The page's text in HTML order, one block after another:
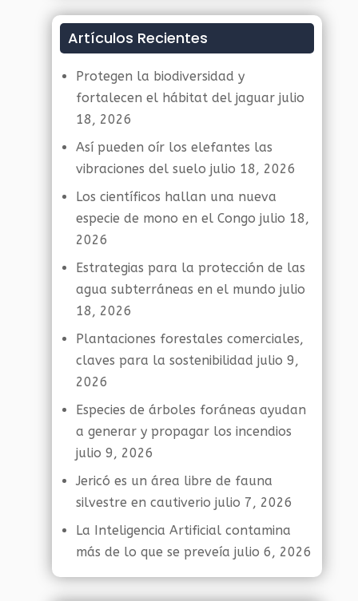
Artículos Recientes
Protegen la biodiversidad y
fortalecen el hábitat del jaguar julio
18, 2026
Así pueden oír los elefantes las
vibraciones del suelo julio 18, 2026
Los científicos hallan una nueva
especie de mono en el Congo julio 18,
2026
Estrategias para la protección de las
agua subterráneas en el mundo julio
18, 2026
Plantaciones forestales comerciales,
claves para la sostenibilidad julio 9,
2026
Especies de árboles foráneas ayudan
a generar y propagar los incendios
julio 9, 2026
Jericó es un área libre de fauna
silvestre en cautiverio julio 7, 2026
La Inteligencia Artificial contamina
más de lo que se preveía julio 6, 2026